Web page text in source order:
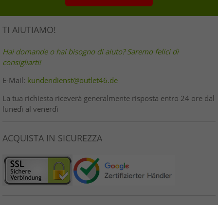
TI AIUTIAMO!
Hai domande o hai bisogno di aiuto? Saremo felici di
consigliarti!
E-Mail: kundendienst@outlet46.de
La tua richiesta riceverà generalmente risposta entro 24 ore dal
lunedì al venerdì
ACQUISTA IN SICUREZZA